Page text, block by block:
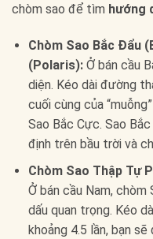
chòm sao để tìm hướng
Chòm Sao Bắc Đẩu
(Polaris):Ở bán cầu
diện. Kéo dài đường
cuối cùng của
Sao Bắc Cực. Sao
định trên bầu trời và
Chòm Sao Thập Tự
Ở bán cầu Nam,
dấu quan trọng. Kéo
khoảng 4.5 lần, bạn